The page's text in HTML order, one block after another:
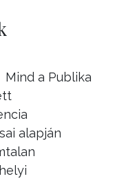
Mind a Publika
alapján